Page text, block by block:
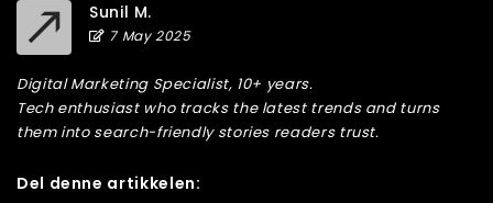
Sunil M.
7 May 2025
Digital Marketing Specialist, 10+ years.
Tech enthusiast who tracks the latest trends and turns
them into search-friendly stories readers trust.
Del denne artikkelen: